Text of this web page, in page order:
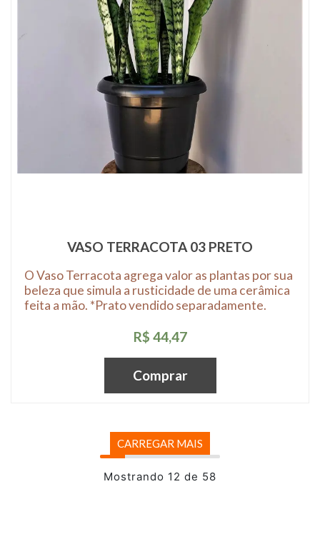
VASO TERRACOTA 03 PRETO
O Vaso Terracota agrega valor as plantas por sua
beleza que simula a rusticidade de uma cerâmica
feita a mão. *Prato vendido separadamente.
R$ 44,47
Comprar
CARREGAR MAIS
Mostrando 12 de 58